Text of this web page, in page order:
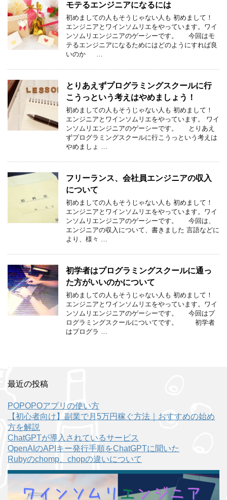
モテるエンジニアになるには
初めましての人もそうじゃない人も 初めまして！
エンジニアとワインソムリエをやっています。ワイ
ンソムリエンジニアのゲーシーです。 今回はモ
テるエンジニアになるためにはどのようにすれば良
いのか …
とりあえずプログラミングスクールに行
こうっという考えはやめましょう！
初めましての人もそうじゃない人も 初めまして！
エンジニアとワインソムリエをやっています。 ワイ
ンソムリエンジニアのゲーシーです。 とりあえ
ずプログラミングスクールに行こうっという考えは
やめましょ …
フリーランス、会社員エンジニアの収入
について
初めましての人もそうじゃない人も 初めまして！
エンジニアとワインソムリエをやっています。ワイ
ンソムリエンジニアのゲーシーです。 今回は、
エンジニアの収入について、書きました 言語などに
より、様々 …
初学者はプログラミングスクールに通っ
た方がいいのかについて
初めましての人もそうじゃない人も 初めまして！
エンジニアとワインソムリエをやっています。ワイ
ンソムリエンジニアのゲーシーです。 今回はプ
ログラミングスクールについてです。 初学者
はプログラ …
最近の投稿
POPOPOアプリの使い方
【初心者向け】副業で月5万円稼ぐ方法｜おすすめの始め
方を解説
ChatGPTが導入されているサービス
OpenAIのAPIキー発行手順をChatGPTに聞いた
Rubyのchomp、chopの違いについて